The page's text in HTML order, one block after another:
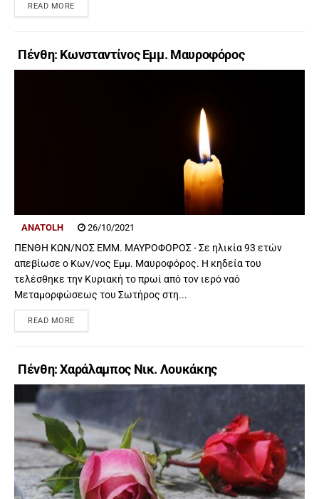
READ MORE
Πένθη: Κωνσταντίνος Εμμ. Μαυροφόρος
ANATOLH 26/10/2021
ΠΕΝΘΗ ΚΩΝ/ΝΟΣ ΕΜΜ. ΜΑΥΡΟΦΟΡΟΣ - Σε ηλικία 93 ετών
απεβίωσε ο Κων/νος Εμμ. Μαυροφόρος. Η κηδεία του
τελέσθηκε την Κυριακή το πρωί από τον ιερό ναό
Μεταμορφώσεως του Σωτήρος στη...
READ MORE
Πένθη: Χαράλαμπος Νικ. Λουκάκης